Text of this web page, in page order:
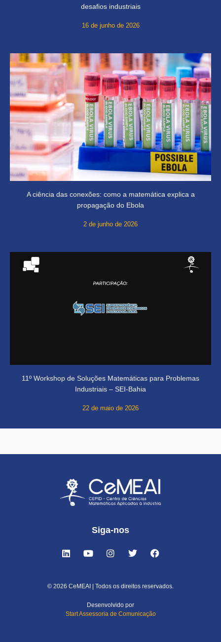
desafios industriais
16 de junho de 2026
A ciência das conexões: como a matemática explica a
propagação do Ebola
2 de junho de 2026
11º Workshop de Soluções Matemáticas para Problemas
Industriais – SEI-Bahia
22 de maio de 2026
Siga-nos
© 2026 CeMEAI | Todos os direitos reservados.
Desenvolvido por
Start Assessoria de Comunicação